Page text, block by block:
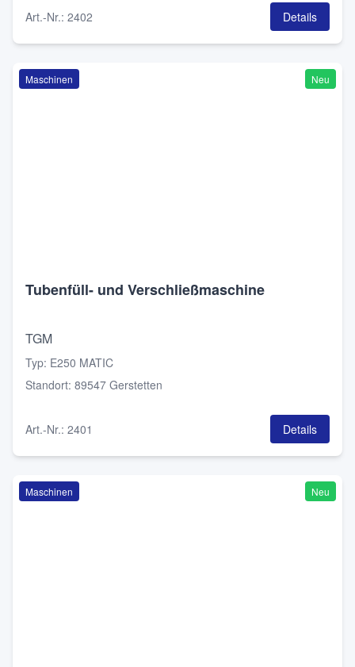
Art.-Nr.: 2402 Details
Maschinen Neu
Tubenfüll- und Verschließmaschine
TGM
Typ: E250 MATIC
Standort: 89547 Gerstetten
Art.-Nr.: 2401 Details
Maschinen Neu